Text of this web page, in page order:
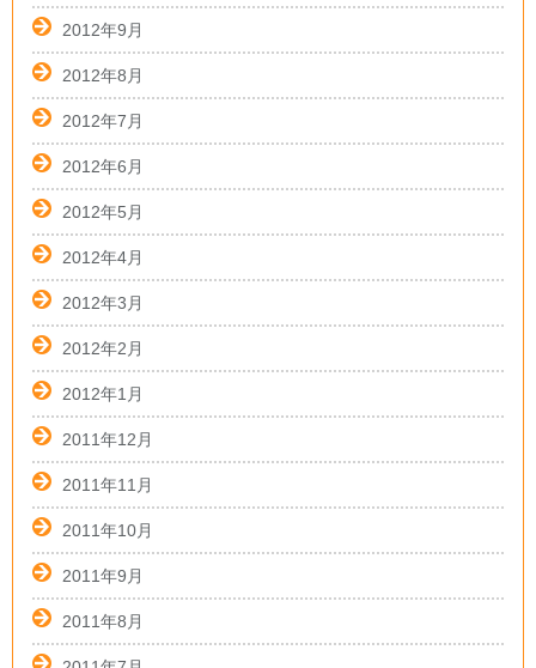
2012年9月
2012年8月
2012年7月
2012年6月
2012年5月
2012年4月
2012年3月
2012年2月
2012年1月
2011年12月
2011年11月
2011年10月
2011年9月
2011年8月